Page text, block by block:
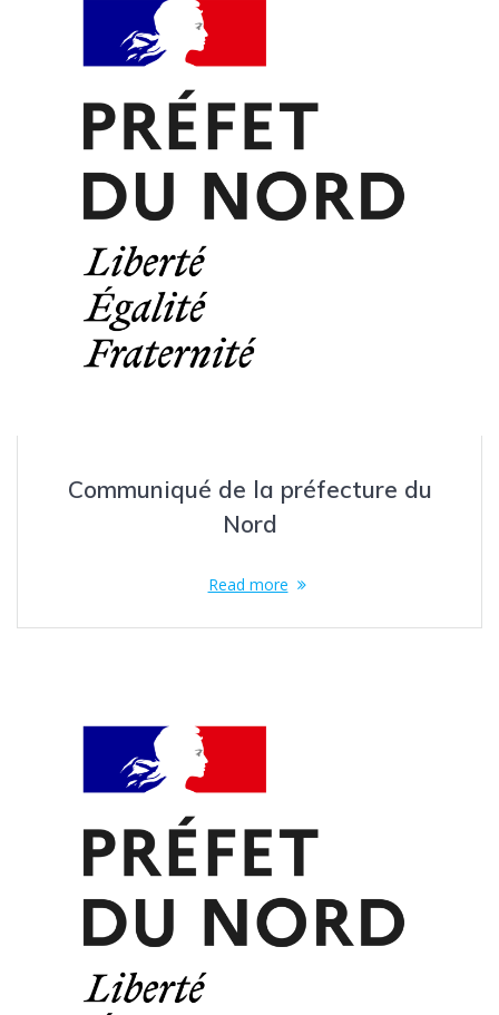
Communiqué de la préfecture du
Nord
Read more